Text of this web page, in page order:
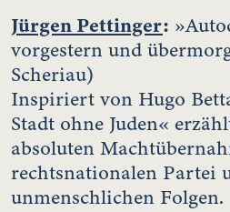
Jürgen Pettinger:
vorgestern und
Scheriau)
Inspiriert von Hugo
Stadt ohne Juden«
absoluten
rechtsnationalen Partei
unmenschlichen Folgen.